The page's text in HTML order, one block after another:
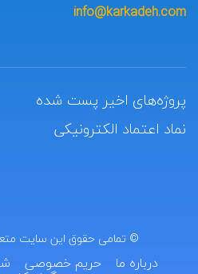
info@karkadeh.com
پروژه‌های اخیر پست شده
نماد اعتماد الکترونیکی
© تمامی حقوق این سایت
درباره ما حریم خصوصی